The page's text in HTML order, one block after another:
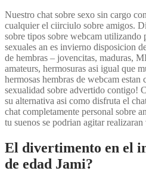
Nuestro chat sobre sexo sin cargo
cualquier el ci­irciulo sobre amigos.
sobre tipos sobre webcam utilizando
sexuales an es invierno disposicion
de hembras – jovencitas, maduras,
amateurs, hermosuras asi­ igual que
hermosas hembras de webcam estan
sexualidad sobre advertido contigo!
su alternativa asi­ como disfruta el
chat completamente personal sobre
tu suenos se podri­an agitar realizaran
El divertimento en el
de edad Jami?